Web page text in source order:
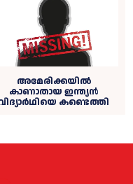
അമേരിക്കയില്‍
കാണാതായ ഇന്ത്യന്‍
കണ്ടെത്തി